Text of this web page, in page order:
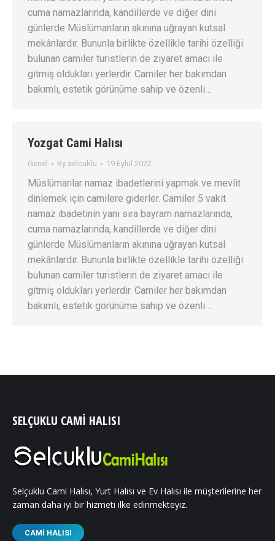
cuma namazlarında, kandillerde ve diğer dini
günlerde Müslümanların akınına uğrayan kutsal
mekânlardır. Bununla birlikte özellikle tarihi özelliği
bulunan camiler turistlerin de ziyaret amacı ile
gitmiş oldukları yerlerdir. Camiler her bakımdan
bakımlı, estetik görünüme sahip ve özenli…
Yozgat Cami Halısı
Genel By selcuklu 19 Eylül 2022
Müslümanlar namaz ibadetlerini yapmak ve mevlit
dinlemek için camilere giderler. Camiler 5 vakit
namaz ibadetinin yanı sıra bayram namazlarında,
cuma namazlarında, kandillerde ve diğer dini
günlerde Müslümanların akınına uğrayan kutsal
mekânlardır. Bununla birlikte özellikle tarihi özelliği
bulunan camiler turistlerin de ziyaret amacı ile
gitmiş oldukları yerlerdir. Camiler her bakımdan
bakımlı, estetik görünüme sahip ve özenli…
SELÇUKLU CAMI HALISI
Selçuklu Cami Halısı, Yurt Halısı ve Ev Halısı ile müşterilerine her
zaman daha iyi bir hizmeti ilke edinmekteyiz.
CAMI HALISI